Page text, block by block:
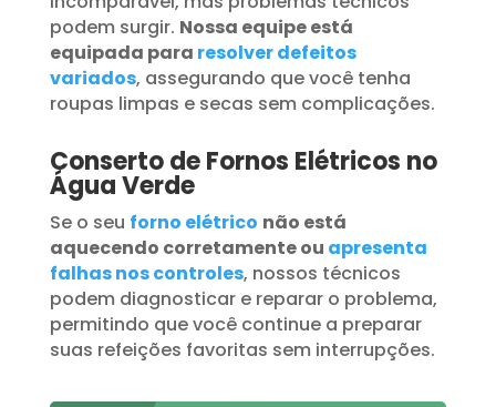
podem surgir. Nossa equipe está
equipada para resolver defeitos
variados, assegurando que você tenha
roupas limpas e secas sem complicações.
Conserto de Fornos Elétricos no
Água Verde
Se o seu forno elétrico não está
aquecendo corretamente ou apresenta
falhas nos controles, nossos técnicos
podem diagnosticar e reparar o problema,
permitindo que você continue a preparar
suas refeições favoritas sem interrupções.